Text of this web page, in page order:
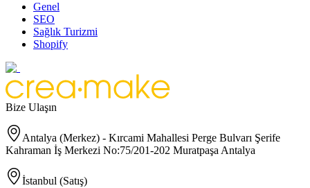
Genel
SEO
Sağlık Turizmi
Shopify
Bize Ulaşın
Antalya (Merkez) - Kırcami Mahallesi Perge Bulvarı Şerife
Kahraman İş Merkezi No:75/201-202 Muratpaşa Antalya
İstanbul (Satış)